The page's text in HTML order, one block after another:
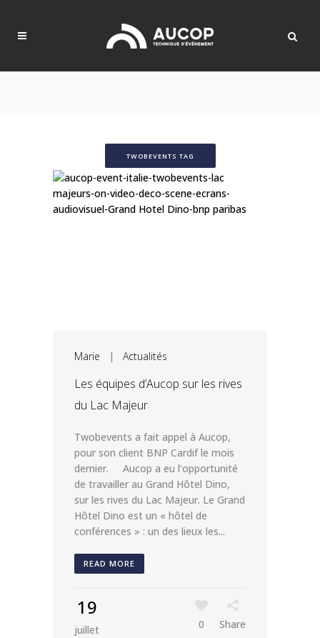
TWOBEVENTS TAG
Marie | Actualités
Les équipes d’Aucop sur les rives
du Lac Majeur
Twobevents a fait appel à Aucop,
pour son client BNP Cardif le mois
dernier. Aucop a eu l’opportunité
de travailler au Grand Hôtel Dino,
sur les rives du Lac Majeur. Le Grand
Hôtel Dino est un « hôtel de
conférences » : un des lieux les...
READ MORE
19
juillet 0 Share